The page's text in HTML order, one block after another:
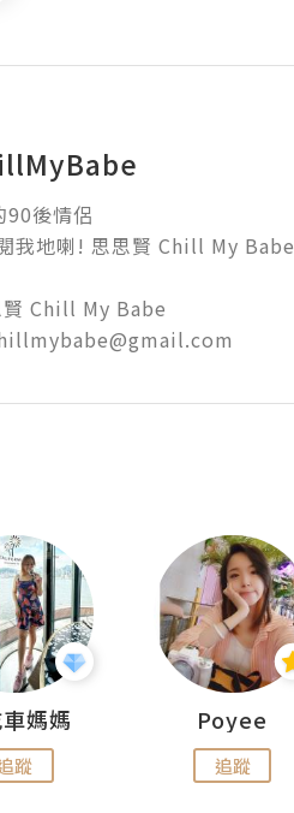
90後情侶
我地喇! 思思賢 Chill My Babe
Chill My Babe
媽媽
蹤
Poyee
追蹤